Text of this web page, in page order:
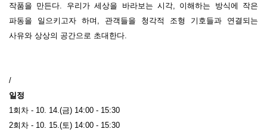
작품을 만든다. 우리가 세상을 바라보는 시각, 이해하는 방식에 작은
파동을 일으키고자 하며 , 관객들을 청각적 조형 기호들과 연결되는
사유와 상상의 공간으로 초대한다.
/
일정
1회차 - 10. 14.(금) 14:00 - 15:30
2회차 - 10. 15.(토) 14:00 - 15:30